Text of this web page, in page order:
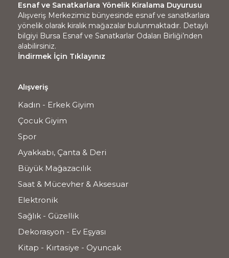
Esnaf ve Sanatkarlara Yönelik Kiralama Duyurusu
Alışveriş Merkezimiz bünyesinde esnaf ve sanatkarlara
yönelik olarak kiralık mağazalar bulunmaktadır. Detaylı
bilgiyi Bursa Esnaf ve Sanatkarlar Odaları Birliği’nden
alabilirsiniz.
İndirmek İçin Tıklayınız
Alışveriş
Kadın - Erkek Giyim
Çocuk Giyim
Spor
Ayakkabı, Çanta & Deri
Büyük Mağazacılık
Saat & Mücevher & Aksesuar
Elektronik
Sağlık - Güzellik
Dekorasyon - Ev Eşyası
Kitap - Kırtasiye - Oyuncak